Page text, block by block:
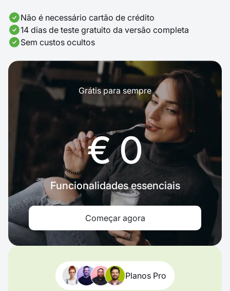
Não é necessário cartão de crédito
14 dias de teste gratuito da versão completa
Sem custos ocultos
Grátis para sempre
€ 0
Funcionalidades essenciais
Começar agora
Planos Pro